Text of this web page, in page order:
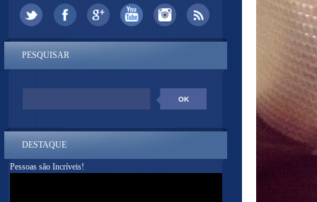
PESQUISAR
DESTAQUE
Pessoas são Incríveis!